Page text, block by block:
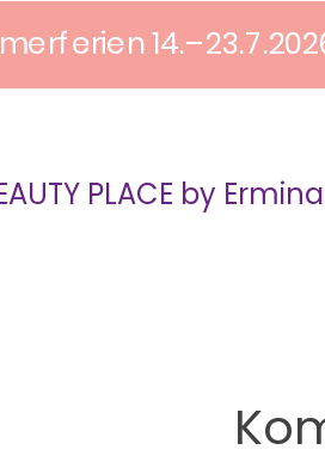
PLACE by Ermina